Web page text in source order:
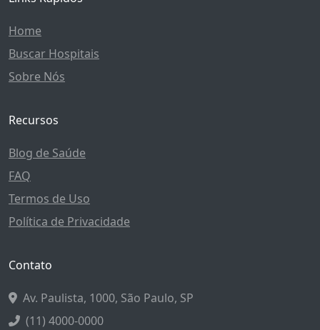
Home
Buscar Hospitais
Sobre Nós
Recursos
Blog de Saúde
FAQ
Termos de Uso
Política de Privacidade
Contato
Av. Paulista, 1000, São Paulo, SP
(11) 4000-0000